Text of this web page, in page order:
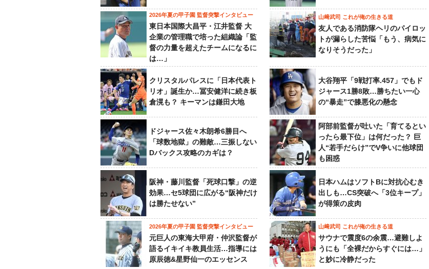
2026年夏の甲子園 監督突撃インタビュー
東日本国際大昌平・江井監督 大
企業の管理職で培った組織論「監
督の力量を超えたチームになるに
は…」
山﨑武司 これが俺の生きる道
友人である消防隊ヘリのパイロッ
トが漏らした苦悩「もう、病気に
なりそうだった」
クリスタルパレスに「日本代表ト
リオ」誕生か…冨安健洋に続き板
倉滉も？ キーマンは鎌田大地
大谷翔平「9戦打率.457」でもド
ジャース1勝8敗…勝ちたい一心
の“暴走”で膝悪化の懸念
ドジャース佐々木朗希6勝目へ
「球数地獄」の難敵…三振しない
Dバックス攻略のカギは？
阿部前監督が吐いた「育てるとい
ったら最下位」は何だった？ 巨
人“若手だらけ”でV争いに他球団
も困惑
阪神・藤川監督「死球口撃」の逆
効果…セ5球団に広がる“阪神だけ
は勝たせない”
日本ハムはソフトBに対抗心むき
出しも…CS突破へ「3位キープ」
が得策の皮肉
2026年夏の甲子園 監督突撃インタビュー
元巨人の東海大甲府・仲沢監督が
語るイキイキ教員生活…指導には
原辰徳&星野仙一のエッセンス
山﨑武司 これが俺の生きる道
サウナで震度6の余震…避難しよ
うにも「全裸だからすぐには…」
と妙に冷静だった